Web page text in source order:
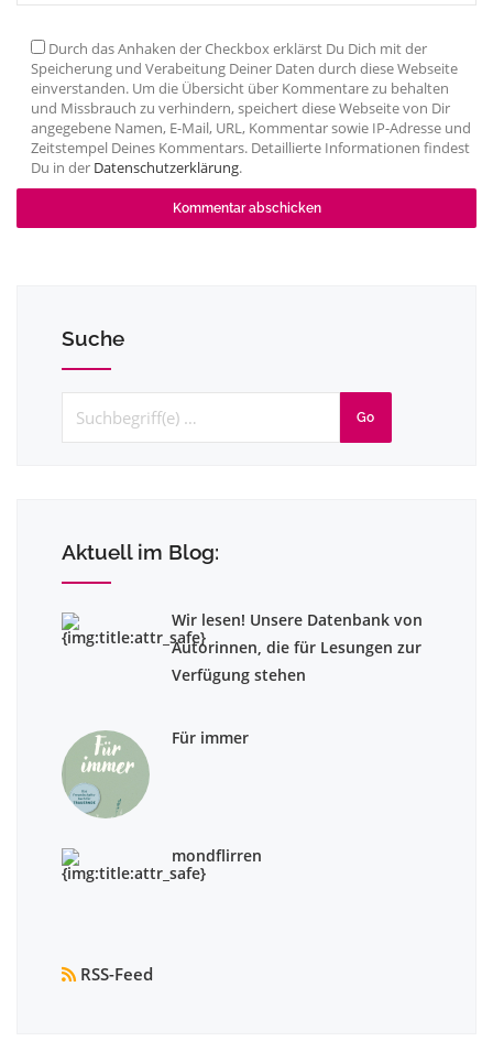
Durch das Anhaken der Checkbox erklärst Du Dich mit der
Speicherung und Verabeitung Deiner Daten durch diese Webseite
einverstanden. Um die Übersicht über Kommentare zu behalten
und Missbrauch zu verhindern, speichert diese Webseite von Dir
angegebene Namen, E-Mail, URL, Kommentar sowie IP-Adresse und
Zeitstempel Deines Kommentars. Detaillierte Informationen findest
Du in der Datenschutzerklärung.
Suche
Go
Aktuell im Blog:
Wir lesen! Unsere Datenbank von
Autorinnen, die für Lesungen zur
Verfügung stehen
Für immer
mondflirren
RSS-Feed